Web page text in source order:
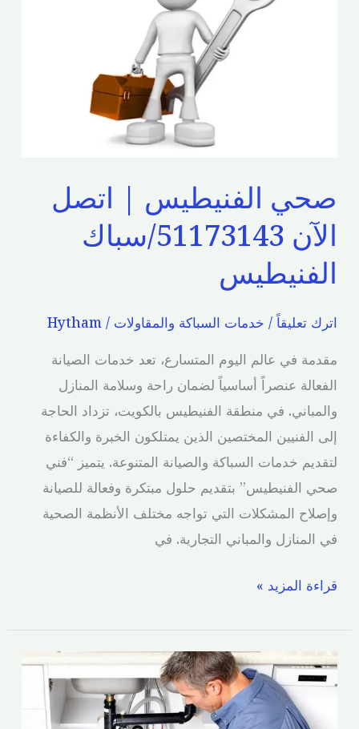
صحي الفنيطيس | اتصل
الآن 51173143/سباك
الفنيطيس
اترك تعليقاً / خدمات السباكة والمقاولات /
Hytham
مقدمة في عالم اليوم المتسارع، تعد خدمات الصيانة
الفعالة عنصراً أساسياً لضمان راحة وسلامة المنازل
والمباني. في منطقة الفنيطيس بالكويت، تزداد الحاجة
إلى الفنيين المختصين الذين يمتلكون الخبرة والكفاءة
لتقديم خدمات السباكة والصيانة المتنوعة. يتميز “فني
صحي الفنيطيس” بتقديم حلول مبتكرة وفعالة للصيانة
وإصلاح المشكلات التي تواجه مختلف الأنظمة الصحية
في المنازل والمباني التجارية. في
قراءة المزيد »
سباك
صحي